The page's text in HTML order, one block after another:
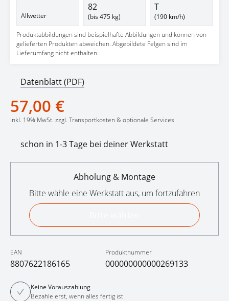
Allwetter
82
(bis 475 kg)
T
(190 km/h)
Produktabbildungen sind beispielhafte Abbildungen und können von
gelieferten Produkten abweichen. Abgebildete Felgen sind im
Lieferumfang nicht enthalten.
Datenblatt (PDF)
57,00 €
inkl. 19% MwSt. zzgl. Transportkosten & optionale Services
schon in 1-3 Tage bei deiner Werkstatt
Abholung & Montage
Bitte wähle eine Werkstatt aus, um fortzufahren
EAN
8807622186165
Produktnummer
000000000000269133
Keine Vorauszahlung
Bezahle erst, wenn alles fertig ist